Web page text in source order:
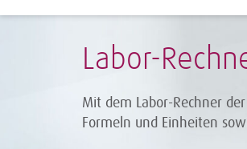
Labor-
Mit dem Labor-Rechner
Formeln und Einheiten